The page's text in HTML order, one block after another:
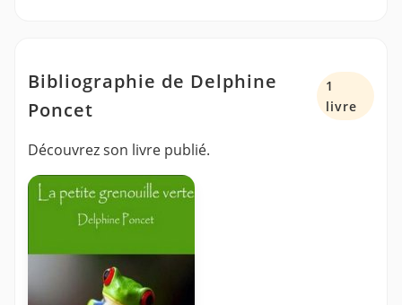
Bibliographie de Delphine
Poncet
1
livre
Découvrez son livre publié.